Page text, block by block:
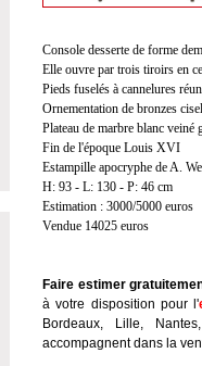
Console desserte de forme
Elle ouvre par trois tiroirs en
Pieds fuselés à cannelures
Ornementation de bronzes
Plateau de marbre blanc veiné
Fin de l'époque Louis XVI
Estampille apocryphe de A.
H: 93 - L: 130 - P: 46 cm
Estimation : 3000/5000 euros
Vendue 14025 euros
Faire estimer
à votre disposition pour l'
Bordeaux, Lille,
accompagnent dans la